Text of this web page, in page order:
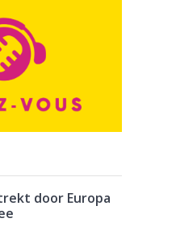
door Europa